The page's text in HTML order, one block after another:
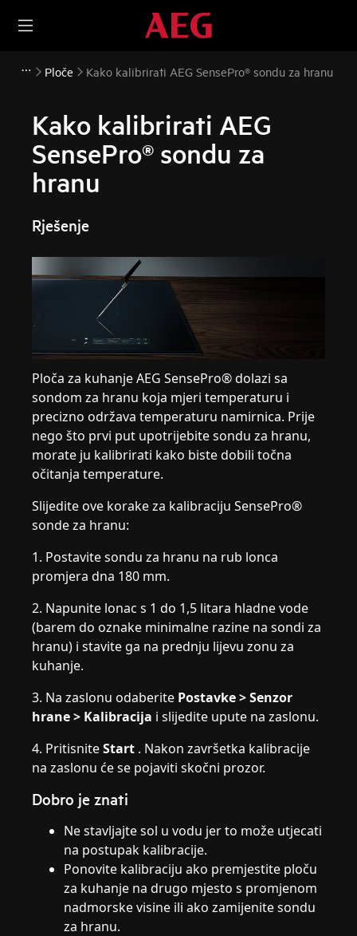
Ploče Kako kalibrirati AEG SensePro® sondu za hranu
Kako kalibrirati AEG
SensePro® sondu za
hranu
Rješenje
Ploča za kuhanje AEG SensePro® dolazi sa
sondom za hranu koja mjeri temperaturu i
precizno održava temperaturu namirnica. Prije
nego što prvi put upotrijebite sondu za hranu,
morate ju kalibrirati kako biste dobili točna
očitanja temperature.
Slijedite ove korake za kalibraciju SensePro®
sonde za hranu:
1. Postavite sondu za hranu na rub lonca
promjera dna 180 mm.
2. Napunite lonac s 1 do 1,5 litara hladne vode
(barem do oznake minimalne razine na sondi za
hranu) i stavite ga na prednju lijevu zonu za
kuhanje.
3. Na zaslonu odaberite Postavke > Senzor
hrane > Kalibracija i slijedite upute na zaslonu.
4. PritisniteStart . Nakon završetka kalibracije
na zaslonu će se pojaviti skočni prozor.
Dobro je znati
Ne stavljajte sol u vodu jer to može utjecati
na postupak kalibracije.
Ponovite kalibraciju ako premjestite ploču
za kuhanje na drugo mjesto s promjenom
nadmorske visine ili ako zamijenite sondu
za hranu.